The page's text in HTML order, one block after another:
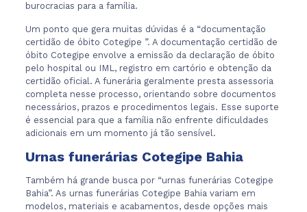
burocracias para a família.
Um ponto que gera muitas dúvidas é a “documentação
certidão de óbito Cotegipe ”. A documentação certidão de
óbito Cotegipe envolve a emissão da declaração de óbito
pelo hospital ou IML, registro em cartório e obtenção da
certidão oficial. A funerária geralmente presta assessoria
completa nesse processo, orientando sobre documentos
necessários, prazos e procedimentos legais. Esse suporte
é essencial para que a família não enfrente dificuldades
adicionais em um momento já tão sensível.
Urnas funerárias Cotegipe Bahia
Também há grande busca por “urnas funerárias Cotegipe
Bahia”. As urnas funerárias Cotegipe Bahia variam em
modelos, materiais e acabamentos, desde opções mais